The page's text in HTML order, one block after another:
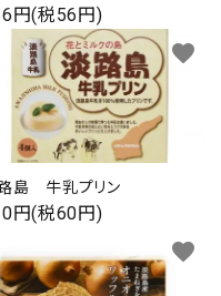
円(税56円)
島 牛乳プリン
円(税60円)
favorite
favorite